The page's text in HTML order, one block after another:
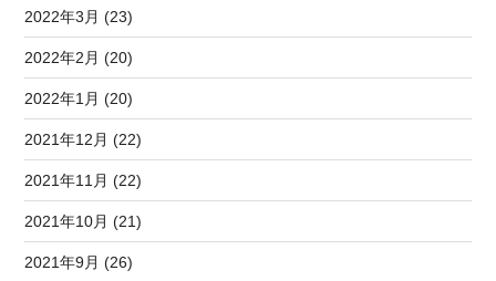
2022年3月 (23)
2022年2月 (20)
2022年1月 (20)
2021年12月 (22)
2021年11月 (22)
2021年10月 (21)
2021年9月 (26)